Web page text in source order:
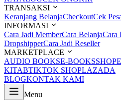
TRANSAKSI
Keranjang BelanjaCheckoutCek
INFORMASI
Cara Jadi MemberCara BelanjaCara
DropshipperCara Jadi Reseller
MARKETPLACE
AUDIO BOOKSE-BOOKS
KITABTIKTOK SHOPLAZADA
BLOGKONTAK KAMI
Menu